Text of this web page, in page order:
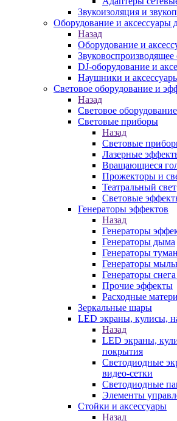
Звукоизоляция и
Оборудование и аксессуары
Назад
Оборудование и
DJ-оборудование и
Наушники и
Световое оборудование и
Назад
Световое
Световые приборы
Назад
Световые
Лазерные
Вращающиеся
Прожекторы и
Театральный свет
Световые
Генераторы эффектов
Назад
Генераторы
Генераторы дыма
Генераторы
Генераторы
Генераторы
Прочие эффекты
Расходные
Зеркальные шары
LED экраны, кулисы,
Назад
LED экраны,
покрытия
Светодиодные
видео-сетки
Светодиодные
Элементы
Стойки и аксессуары
Назад